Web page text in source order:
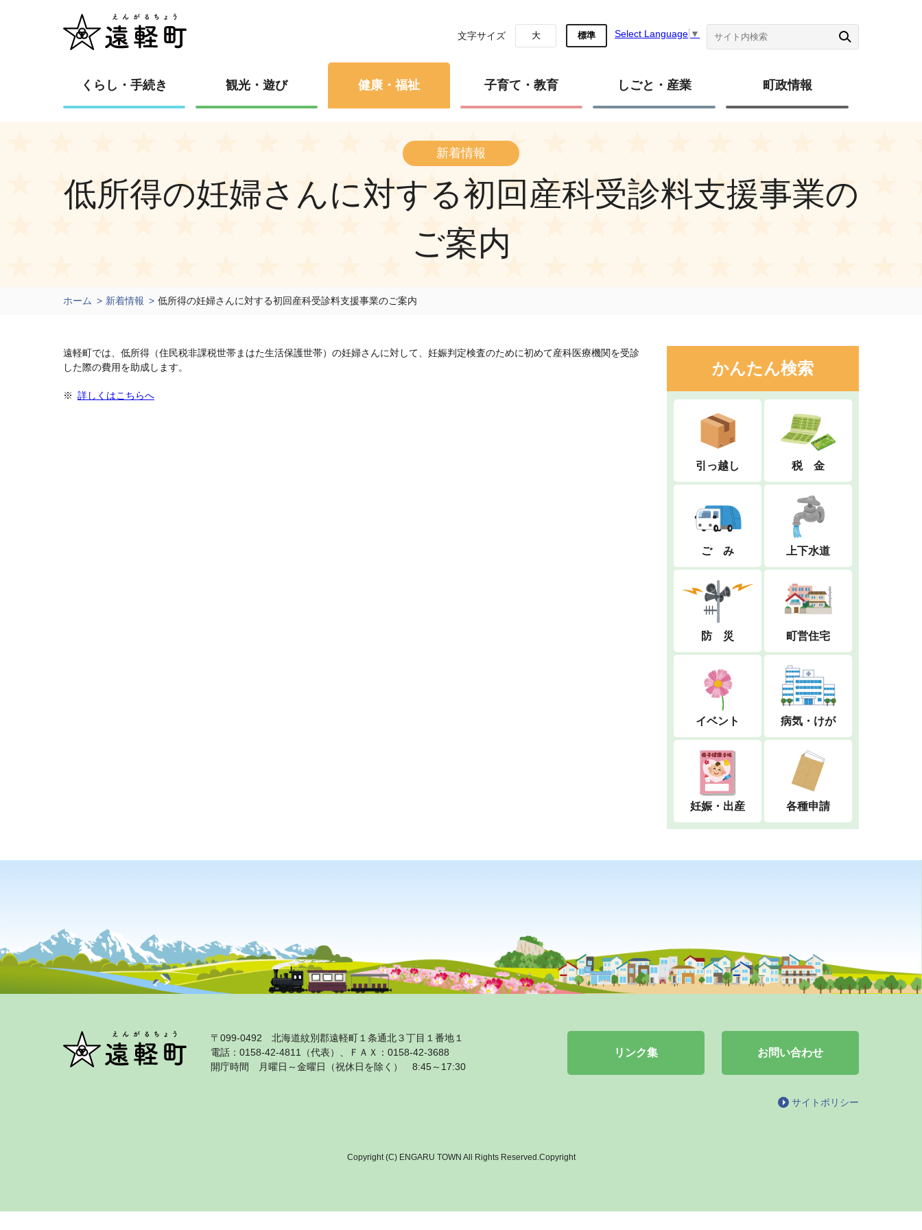
文字サイズ 大 標準 Select Language ▼
くらし・手続き 観光・遊び 健康・福祉 子育て・教育 しごと・産業 町政情報
新着情報
低所得の妊婦さんに対する初回産科受診料支援事業の
ご案内
ホーム 新着情報 低所得の妊婦さんに対する初回産科受診料支援事業のご案内
遠軽町では、低所得（住民税非課税世帯まはた生活保護世帯）の妊婦さんに対して、妊娠判定検査のために初めて産科医療機関を受診
した際の費用を助成します。
詳しくはこちらへ
かんたん検索
引っ越し 税 金
ご み 上下水道
防 災 町営住宅
イベント 病気・けが
妊娠・出産 各種申請
〒099‐0492 北海道紋別郡遠軽町１条通北３丁目１番地１
電話：0158‐42‐4811（代表）、ＦＡＸ：0158‐42‐3688
開庁時間 月曜日～金曜日（祝休日を除く） 8:45～17:30
リンク集 お問い合わせ
サイトポリシー
Copyright (C) ENGARU TOWN All Rights Reserved.Copyright